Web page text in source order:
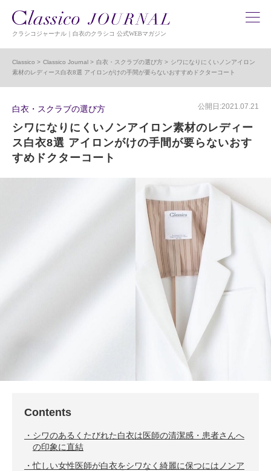
クラシコジャーナル｜白衣のクラシコ 公式WEBマガジン
Classico Classico Journal 白衣・スクラブの選び方
シワになりにくいノンアイロン
素材のレディース白衣8選 アイロンがけの手間が要らないおすすめドクターコート
白衣・スクラブの選び方 公開日:2021.07.21
シワになりにくいノンアイロン素材のレディー
ス白衣8選 アイロンがけの手間が要らないおす
すめドクターコート
Contents
シワのあるくたびれた白衣は医師の清潔感・患者さんへ
の印象に直結
忙しい女性医師が白衣をシワなく綺麗に保つにはノンア